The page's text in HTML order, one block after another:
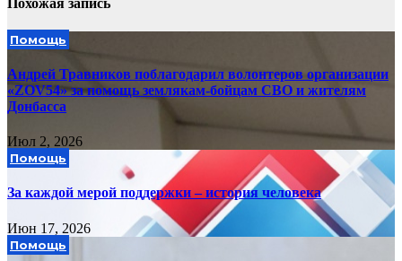
Похожая запись
Помощь
Андрей Травников поблагодарил волонтеров организации
«ZOV54» за помощь землякам-бойцам СВО и жителям
Донбасса
Июл 2, 2026
Помощь
За каждой мерой поддержки – история человека
Июн 17, 2026
Помощь